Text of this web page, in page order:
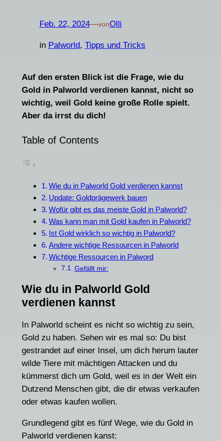
Feb. 22, 2024—vonOlli
in Palworld, Tipps und Tricks
Auf den ersten Blick ist die Frage, wie du
Gold in Palworld verdienen kannst, nicht so
wichtig, weil Gold keine große Rolle spielt.
Aber da irrst du dich!
Table of Contents
Wie du in Palworld Gold verdienen kannst
Update: Goldprägewerk bauen
Wofür gibt es das meiste Gold in Palworld?
Was kann man mit Gold kaufen in Palworld?
Ist Gold wirklich so wichtig in Palworld?
Andere wichtige Ressourcen in Palworld
Wichtige Ressourcen in Palword
Gefällt mir:
Wie du in Palworld Gold
verdienen kannst
In Palworld scheint es nicht so wichtig zu sein,
Gold zu haben. Sehen wir es mal so: Du bist
gestrandet auf einer Insel, um dich herum lauter
wilde Tiere mit mächtigen Attacken und du
kümmerst dich um Gold, weil es in der Welt ein
Dutzend Menschen gibt, die dir etwas verkaufen
oder etwas kaufen wollen.
Grundlegend gibt es fünf Wege, wie du Gold in
Palworld verdienen kanst: